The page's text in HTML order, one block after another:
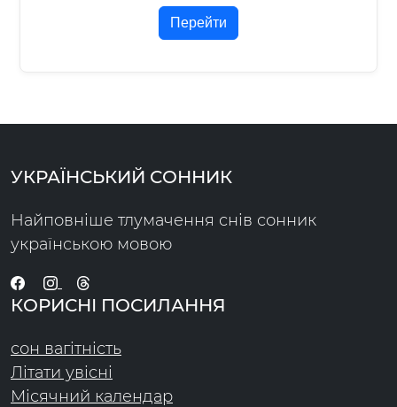
Перейти
УКРАЇНСЬКИЙ СОННИК
Найповніше тлумачення снів сонник
українською мовою
КОРИСНІ ПОСИЛАННЯ
сон вагітність
Літати увісні
Місячний календар